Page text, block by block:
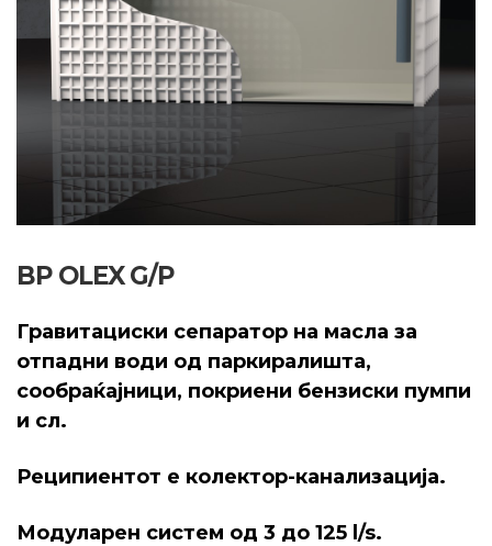
BP OLEX G/P
Гравитациски сепаратор на масла за
отпадни води од паркиралишта,
сообраќајници, покриени бензиски пумпи
и сл.
Реципиентот е колектор-канализација.
Модуларен систем од 3 до 125 l/s.